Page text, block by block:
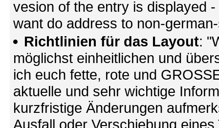
vesion of the entry is displayed
want do address to non-
Richtlinien für das Layout:
möglichst einheitlichen und
ich euch fette, rote und
aktuelle und sehr wichtige
kurzfristige Änderungen
Ausfall oder Verschiebung